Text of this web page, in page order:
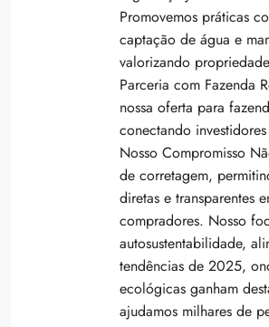
Promovemos práticas
captação de água e
valorizando
Parceria com Fazenda
nossa oferta para
conectando
Nosso Compromisso
de corretagem,
diretas e transparentes
compradores. Nosso
autosustentabilidade,
tendências de 2025,
ecológicas ganham
ajudamos milhares de